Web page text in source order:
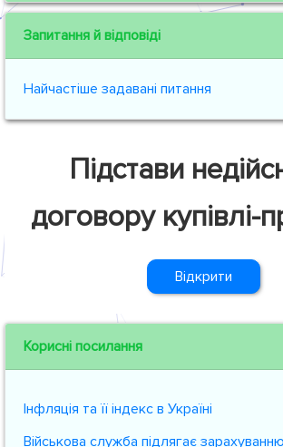
Запитання й відповіді
Найчастіше задавані питання
Підстави
договору купівлі-
Відкрити
Корисні посилання
Інфляція та її індекс в Україні
Військова служба підлягає